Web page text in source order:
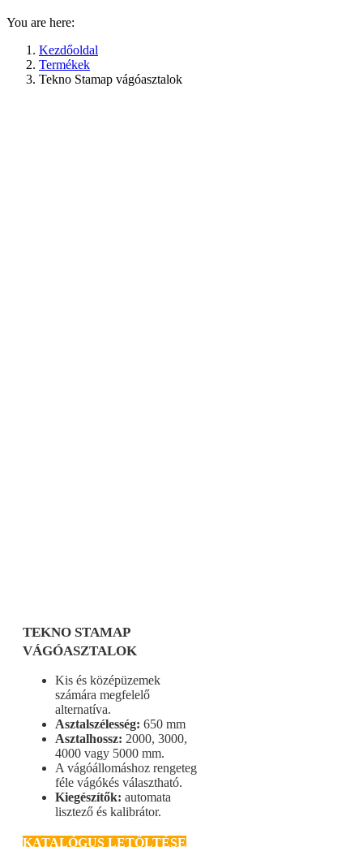
You are here:
Kezdőoldal
Termékek
Tekno Stamap vágóasztalok
TEKNO STAMAP
VÁGÓASZTALOK
Kis és középüzemek
számára megfelelő
alternatíva.
Asztalszélesség: 650 mm
Asztalhossz: 2000, 3000,
4000 vagy 5000 mm.
A vágóállomáshoz rengeteg
féle vágókés választható.
Kiegészítők: automata
lisztező és kalibrátor.
KATALÓGUS LETÖLTÉSE